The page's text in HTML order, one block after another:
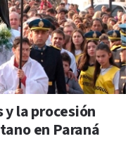
y la procesión
en Paraná